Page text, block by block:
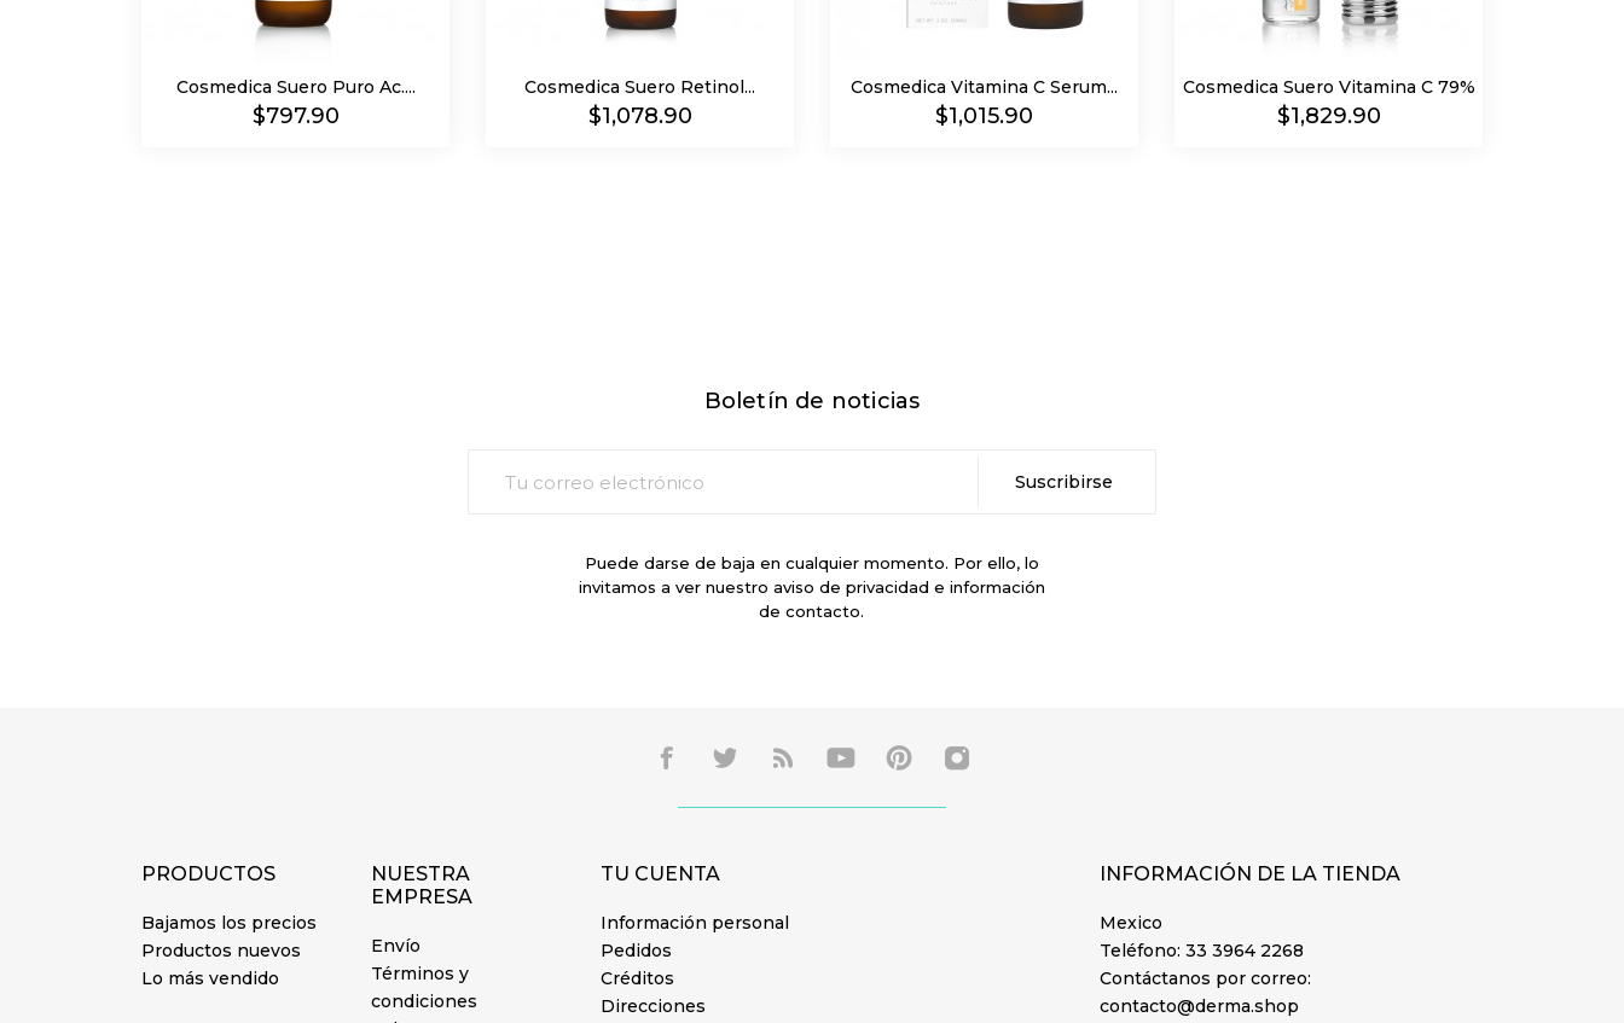
Cosmedica Suero Puro Ac....
Precio
$797.90
Cosmedica Suero Retinol...
Precio
$1,078.90
Cosmedica Vitamina C Serum...
Precio
$1,015.90
Cosmedica Suero Vitamina C 79%
Precio
$1,829.90
Boletín de noticias
Puede darse de baja en cualquier momento. Por ello, lo
invitamos a ver nuestro aviso de privacidad e información
de contacto.
PRODUCTOS
Bajamos los precios
Productos nuevos
Lo más vendido
NUESTRA
EMPRESA
Envío
Términos y
condiciones
TU CUENTA
Información personal
Pedidos
Créditos
Direcciones
INFORMACIÓN DE LA TIENDA
Mexico
Teléfono: 33 3964 2268
Contáctanos por correo:
contacto@derma.shop